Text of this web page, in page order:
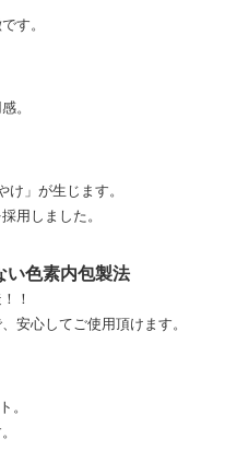
す。
。
」が生じます。
用しました。
い色素内包製法
！
安心してご使用頂けます。
。